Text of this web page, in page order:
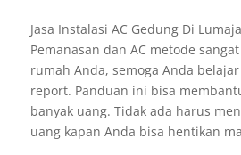
Jasa Instalasi AC Gedung Di
Pemanasan dan AC metode
rumah Anda, semoga Anda
report. Panduan ini bisa
banyak uang. Tidak ada harus
uang kapan Anda bisa hentikan